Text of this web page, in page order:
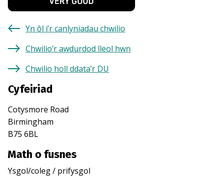
Yn ôl i’r canlyniadau chwilio
Chwilio’r awdurdod lleol hwn
Chwilio holl ddata’r DU
Cyfeiriad
Cotysmore Road
Birmingham
B75 6BL
Math o fusnes
Ysgol/coleg / prifysgol